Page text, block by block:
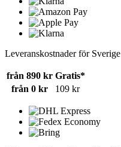
Leveranskostnader för Sverige
från 890 kr Gratis*
från 0 kr
109 kr